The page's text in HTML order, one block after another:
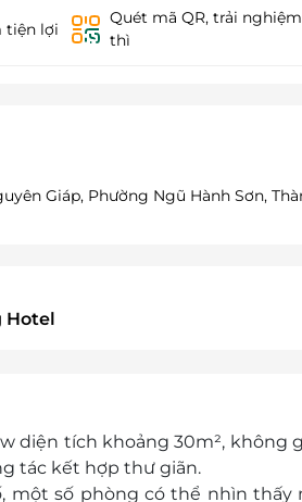
tiện lợi
Quét mã QR, trải
thì
Giáp, Phường Ngũ Hành Sơn,
Hotel
diện tích khoảng 30m², không
tác kết hợp thư giãn.
một số phòng có thể nhìn thấy